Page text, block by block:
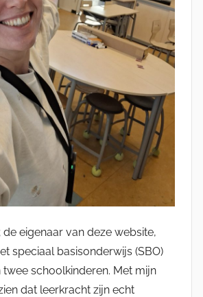
de eigenaar van deze website,
speciaal basisonderwijs (SBO)
schoolkinderen. Met mijn
dat leerkracht zijn echt